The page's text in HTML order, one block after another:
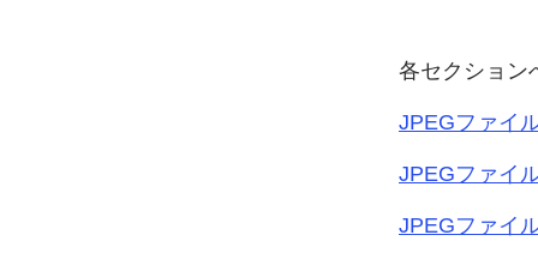
各セクション
JPEGファイ
JPEGファイ
JPEGファイ